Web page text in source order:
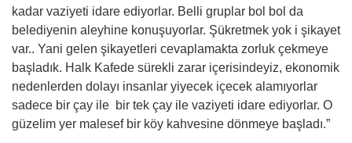
kadar vaziyeti idare ediyorlar. Belli gruplar bol bol da
belediyenin aleyhine konuşuyorlar. Şükretmek yok i şikayet
var.. Yani gelen şikayetleri cevaplamakta zorluk çekmeye
başladık. Halk Kafede sürekli zarar içerisindeyiz, ekonomik
nedenlerden dolayı insanlar yiyecek içecek alamıyorlar
sadece bir çay ile bir tek çay ile vaziyeti idare ediyorlar. O
güzelim yer malesef bir köy kahvesine dönmeye başladı.”